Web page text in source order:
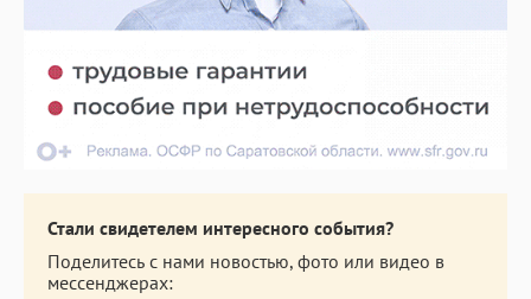
Стали свидетелем интересного события?
Поделитесь с нами новостью, фото или видео в
мессенджерах: